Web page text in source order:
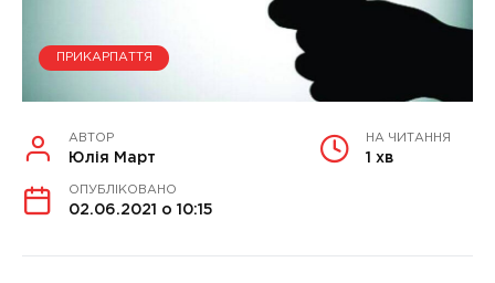
ПРИКАРПАТТЯ
АВТОР
Юлія Март
НА ЧИТАННЯ
1 хв
ОПУБЛІКОВАНО
02.06.2021 о 10:15